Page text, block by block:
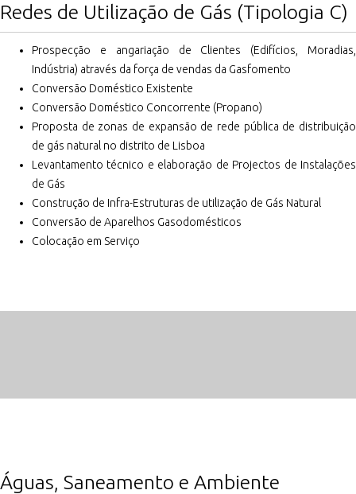
Redes de Utilização de Gás (Tipologia C)
Prospecção e angariação de Clientes (Edifícios, Moradias,
Indústria) através da força de vendas da Gasfomento
Conversão Doméstico Existente
Conversão Doméstico Concorrente (Propano)
Proposta de zonas de expansão de rede pública de distribuição
de gás natural no distrito de Lisboa
Levantamento técnico e elaboração de Projectos de Instalações
de Gás
Construção de Infra-Estruturas de utilização de Gás Natural
Conversão de Aparelhos Gasodomésticos
Colocação em Serviço
Águas, Saneamento e Ambiente